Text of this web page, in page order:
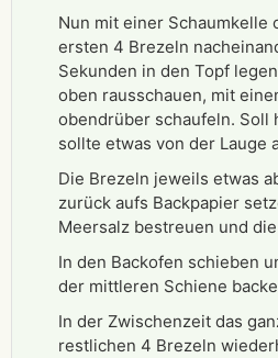
Nun mit einer Schaumkelle
ersten 4 Brezeln
Sekunden in den Topf
oben rausschauen, mit
obendrüber schaufeln. Soll
sollte etwas von der Lauge
Die Brezeln jeweils etwas
zurück aufs Backpapier
Meersalz bestreuen und
In den Backofen schieben
der mittleren Schiene
In der Zwischenzeit das
restlichen 4 Brezeln